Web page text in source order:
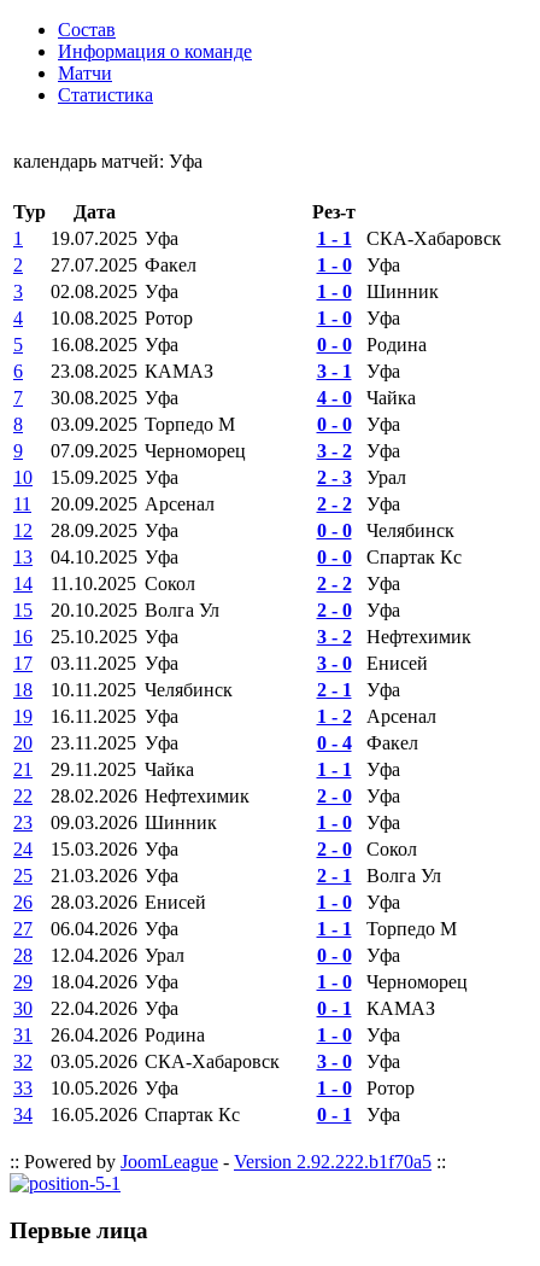
Состав
Информация о команде
Матчи
Статистика
календарь матчей: Уфа
Тур Дата
Рез-т
1
19.07.2025 Уфа 1 - 1
СКА-Хабаровск
2
27.07.2025 Факел 1 - 0
Уфа
3
02.08.2025 Уфа 1 - 0
Шинник
4
10.08.2025 Ротор 1 - 0
Уфа
5
16.08.2025 Уфа 0 - 0
Родина
6
23.08.2025 КАМАЗ 3 - 1
Уфа
7
30.08.2025 Уфа 4 - 0
Чайка
8
03.09.2025 Торпедо М 0 - 0
Уфа
9
07.09.2025 Черноморец 3 - 2
Уфа
10
15.09.2025 Уфа 2 - 3
Урал
11
20.09.2025 Арсенал 2 - 2
Уфа
12
28.09.2025 Уфа 0 - 0
Челябинск
13
04.10.2025 Уфа 0 - 0
Спартак Кс
14
11.10.2025 Сокол 2 - 2
Уфа
15
20.10.2025 Волга Ул 2 - 0
Уфа
16
25.10.2025 Уфа 3 - 2
Нефтехимик
17
03.11.2025 Уфа 3 - 0
Енисей
18
10.11.2025 Челябинск 2 - 1
Уфа
19
16.11.2025 Уфа 1 - 2
Арсенал
20
23.11.2025 Уфа 0 - 4
Факел
21
29.11.2025 Чайка 1 - 1
Уфа
22
28.02.2026 Нефтехимик 2 - 0
Уфа
23
09.03.2026 Шинник 1 - 0
Уфа
24
15.03.2026 Уфа 2 - 0
Сокол
25
21.03.2026 Уфа 2 - 1
Волга Ул
26
28.03.2026 Енисей 1 - 0
Уфа
27
06.04.2026 Уфа 1 - 1
Торпедо М
28
12.04.2026 Урал 0 - 0
Уфа
29
18.04.2026 Уфа 1 - 0
Черноморец
30
22.04.2026 Уфа 0 - 1
КАМАЗ
31
26.04.2026 Родина 1 - 0
Уфа
32
03.05.2026 СКА-Хабаровск 3 - 0
Уфа
33
10.05.2026 Уфа 1 - 0
Ротор
34
16.05.2026 Спартак Кс 0 - 1 Уфа
:: Powered by JoomLeague - Version 2.92.222.b1f70a5 ::
Первые лица